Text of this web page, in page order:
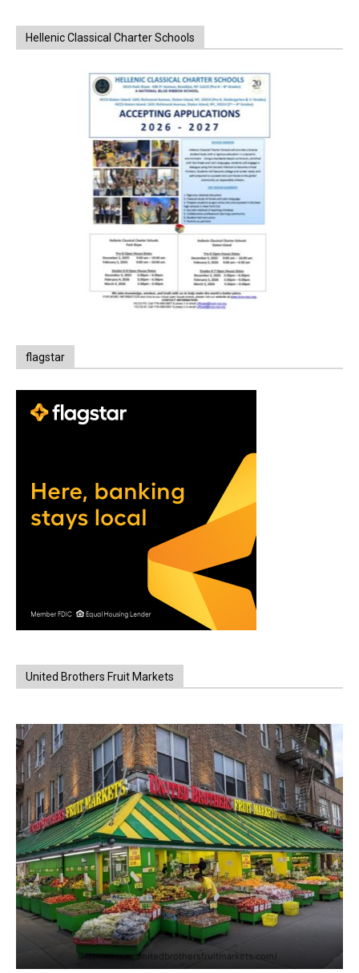
Hellenic Classical Charter Schools
flagstar
United Brothers Fruit Markets
https://www.unitedbrothersfruitmarkets.com/